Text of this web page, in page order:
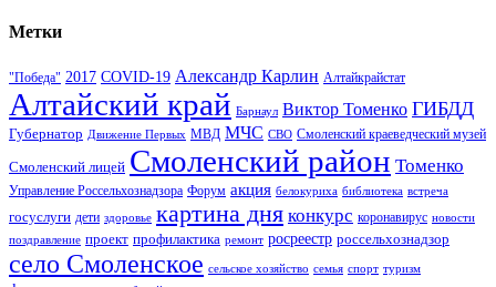
Метки
"Победа" 2017 COVID-19 Александр Карлин Алтайкрайстат
Алтайский край Барнаул Виктор Томенко ГИБДД
Губернатор Движение Первых МВД МЧС СВО Смоленский краеведческий музей
Смоленский лицей Смоленский район Томенко
Управление Россельхознадзора Форум акция белокуриха библиотека встреча
госуслуги дети здоровье картина дня конкурс коронавирус новости
поздравление проект профилактика ремонт росреестр россельхознадзор
село Смоленское сельское хозяйство семья спорт туризм